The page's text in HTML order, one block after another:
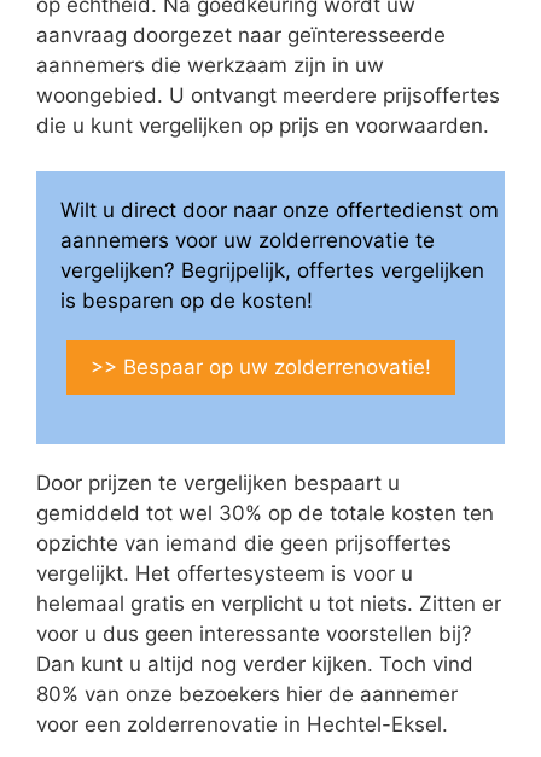
aanvraag doorgezet naar geïnteresseerde
aannemers die werkzaam zijn in uw
woongebied. U ontvangt meerdere prijsoffertes
die u kunt vergelijken op prijs en voorwaarden.
Wilt u direct door naar onze offertedienst om
aannemers voor uw zolderrenovatie te
vergelijken? Begrijpelijk, offertes vergelijken
is besparen op de kosten!
>> Bespaar op uw zolderrenovatie!
Door prijzen te vergelijken bespaart u
gemiddeld tot wel 30% op de totale kosten ten
opzichte van iemand die geen prijsoffertes
vergelijkt. Het offertesysteem is voor u
helemaal gratis en verplicht u tot niets. Zitten er
voor u dus geen interessante voorstellen bij?
Dan kunt u altijd nog verder kijken. Toch vind
80% van onze bezoekers hier de aannemer
voor een zolderrenovatie in Hechtel-Eksel.